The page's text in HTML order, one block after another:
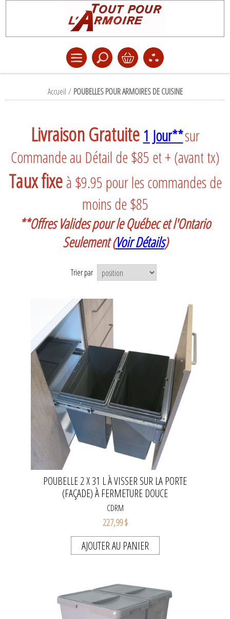
Accueil / POUBELLES POUR ARMOIRES DE CUISINE
Livraison Gratuite 1 Jour**sur
Commande au Détail de $85 et + (avant tx)
Taux fixeà $9.95 pour les commandes de
moins de $85
**Offres Valides pour le Québec et l'Ontario
Seulement (Voir Détails)
Trier par
POUBELLE 2 X 31 L À VISSER SUR LA PORTE
(FAÇADE) À FERMETURE DOUCE
CDRM
227,99 $
AJOUTER AU PANIER